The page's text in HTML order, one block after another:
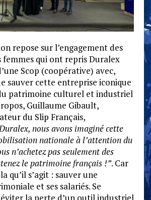
repose sur l’engagement des
femmes qui ont repris Duralex
Scop (coopérative) avec,
sauver cette entreprise iconique
patrimoine culturel et industriel
Guillaume Gibault,
du Slip Français,
nous avons imaginé cette
nationale à l’attention du
n’achetez pas seulement des
le patrimoine français !”. Car
qu’il s’agit : sauver une
et ses salariés. Se